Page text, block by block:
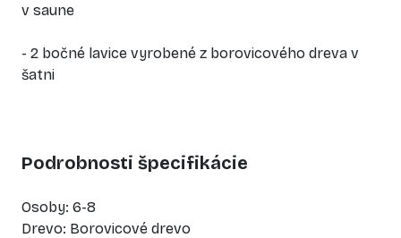
v saune
- 2 bočné lavice vyrobené z borovicového dreva v
šatni
Podrobnosti špecifikácie
Osoby: 6-8
Drevo: Borovicové drevo